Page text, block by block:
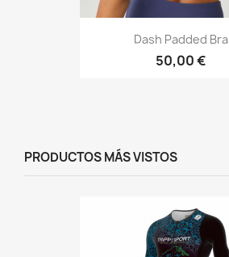
Dash Padded Bra
50,00 €
PRODUCTOS MÁS VISTOS